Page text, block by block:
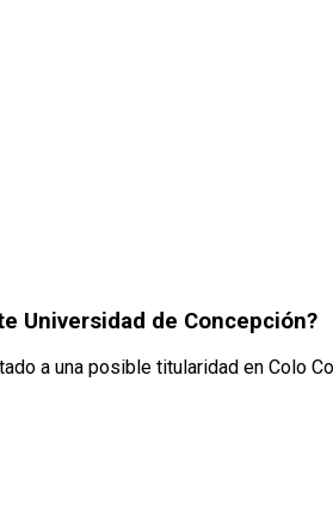
Universidad de Concepción?
a una posible titularidad en Colo